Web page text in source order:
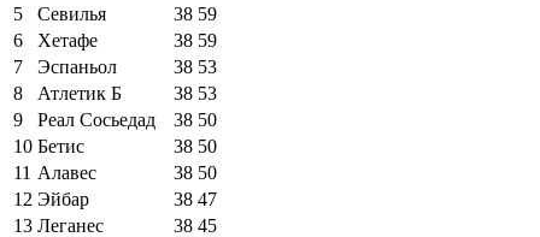
5
Севилья 38 59
6
Хетафе 38 59
7
Эспаньол 38 53
8
Атлетик Б 38 53
9
Реал Сосьедад 38 50
10 Бетис 38 50
11 Алавес 38 50
12 Эйбар 38 47
13 Леганес 38 45